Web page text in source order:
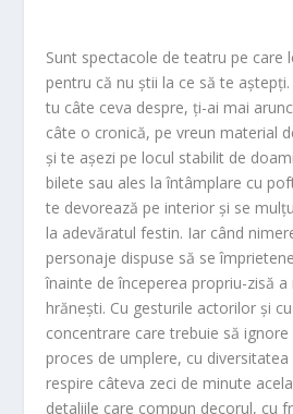
Sunt spectacole de teatru pe care
pentru că nu știi la ce să te
tu câte ceva despre, ți-ai mai
câte o cronică, pe vreun material
și te așezi pe locul stabilit de
bilete sau ales la întâmplare cu
te devorează pe interior și se
la adevăratul festin. Iar când
personaje dispuse să se
înainte de începerea propriu-zisă
hrănești. Cu gesturile actorilor și
concentrare care trebuie să
proces de umplere, cu
respire câteva zeci de minute
detaliile care compun decorul, cu